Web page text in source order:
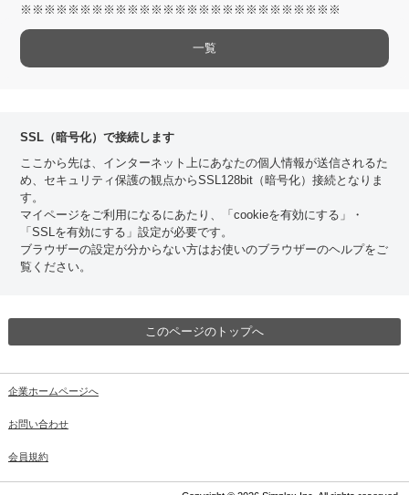
※※※※※※※※※※※※※※※※※※※※※※※※※※※
一覧
SSL（暗号化）で接続します
ここから先は、インターネット上にあなたの個人情報が送信されるた
め、セキュリティ保護の観点からSSL128bit（暗号化）接続となりま
す。
マイページをご利用になるにあたり、「cookieを有効にする」・
「SSLを有効にする」設定が必要です。
ブラウザーの設定が分からない方はお使いのブラウザーのヘルプをご
覧ください。
このページのトップへ
企業ホームページへ
お問い合わせ
会員規約